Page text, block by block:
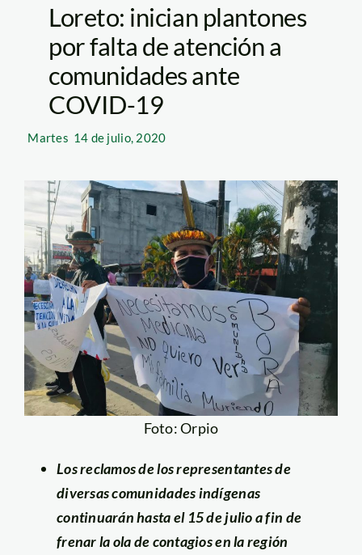
Loreto: inician plantones
por falta de atención a
comunidades ante
COVID-19
Martes 14 de julio, 2020
Foto: Orpio
Los reclamos de los representantes de
diversas comunidades indígenas
continuarán hasta el 15 de julio a fin de
frenar la ola de contagios en la región